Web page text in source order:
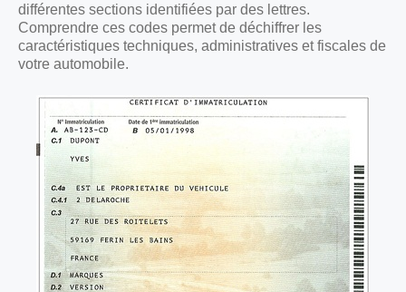
différentes sections identifiées par des lettres.
Comprendre ces codes permet de déchiffrer les
caractéristiques techniques, administratives et fiscales de
votre automobile.